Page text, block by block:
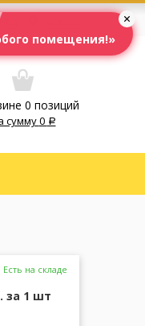
0 позиций
сумму0
Есть на складе
за 1 шт
помещения!»